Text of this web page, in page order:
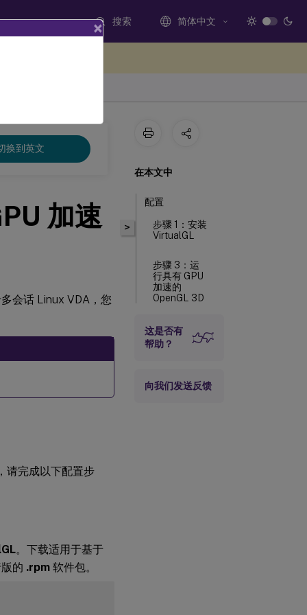
搜索 简体中文
换到英文
加速
会话 Linux VDA，您
请完成以下配置步
。下载适用于基于
的 .rpm 软件包。
>
在本文中
配置
步骤 1：安装
VirtualGL
步骤 3：运
行具有 GPU
加速的
OpenGL 3D
限制
这是否有
帮助？
向我们发送反馈
×